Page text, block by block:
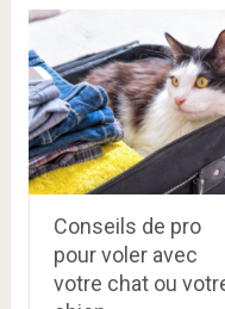
Conseils de pro
pour voler avec
votre chat ou